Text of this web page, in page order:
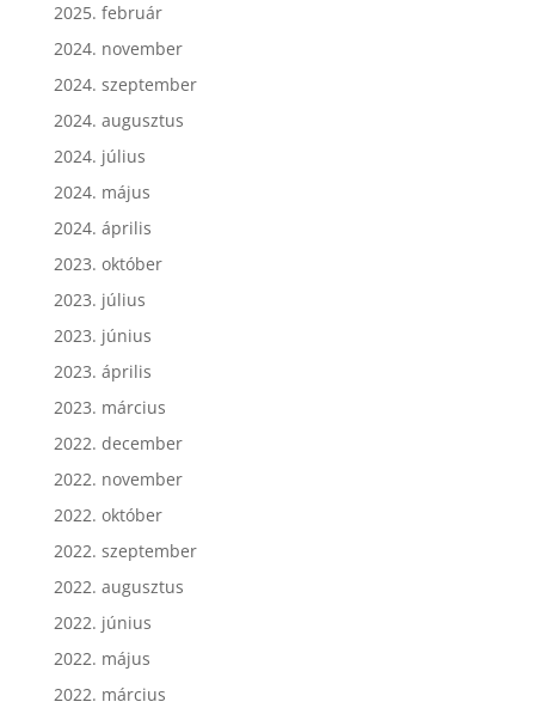
2025. február
2024. november
2024. szeptember
2024. augusztus
2024. július
2024. május
2024. április
2023. október
2023. július
2023. június
2023. április
2023. március
2022. december
2022. november
2022. október
2022. szeptember
2022. augusztus
2022. június
2022. május
2022. március